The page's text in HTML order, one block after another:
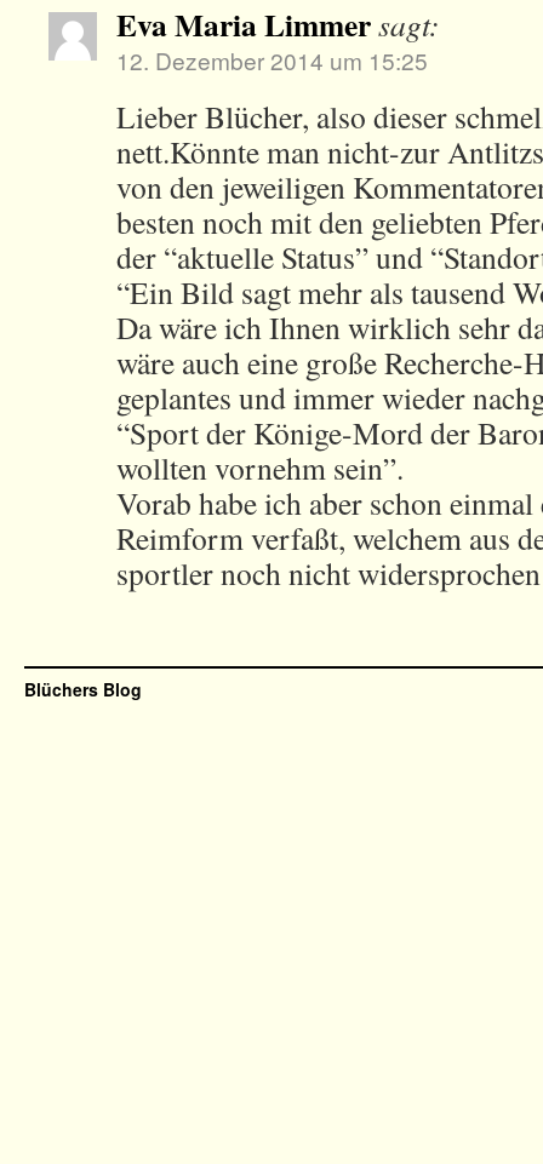
Eva Maria Limmersagt:
12. Dezember 2014 um 15:25
Lieber Blücher, also dieser
nett.Könnte man nicht-zur
von den jeweiligen
besten noch mit den geliebten
der “aktuelle Status” und
“Ein Bild sagt mehr als tausend
Da wäre ich Ihnen wirklich sehr
wäre auch eine große
geplantes und immer wieder
“Sport der Könige-Mord der
wollten vornehm sein”.
Vorab habe ich aber schon
Reimform verfaßt, welchem aus
sportler noch nicht
Blüchers Blog